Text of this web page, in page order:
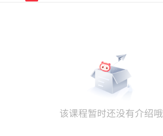
该课程暂时还没有介绍哦